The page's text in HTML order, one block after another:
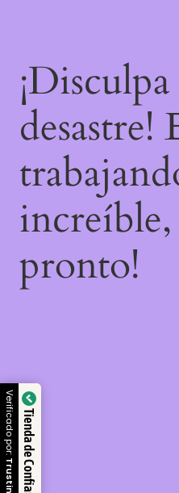
¡Disculpa
desastre!
increíble,
pronto!
Tienda de Confianza
Verificado por: